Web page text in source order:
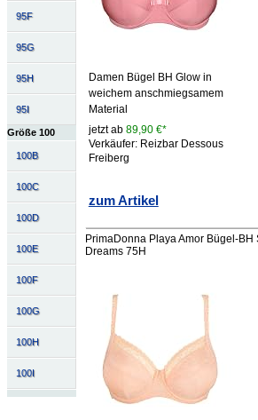
95F
95G
95H
95I
Größe 100
100B
100C
100D
100E
100F
100G
100H
100I
Damen Bügel BH Glow in
weichem anschmiegsamem
Material
jetzt ab 89,90 €*
Verkäufer: Reizbar Dessous
Freiberg
zum Artikel
PrimaDonna Playa Amor Bügel-BH
Dreams 75H